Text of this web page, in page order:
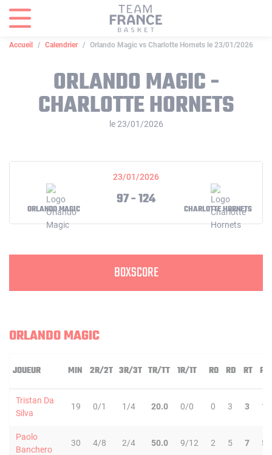
Accueil Calendrier Orlando Magic vs Charlotte Hornets le 23/01/2026
ORLANDO MAGIC -
CHARLOTTE HORNETS
le 23/01/2026
23/01/2026
ORLANDO MAGIC
97 - 124
CHARLOTTE HORNETS
BOXSCORE
ORLANDO MAGIC
JOUEUR MIN 2R/2T 3R/3T TR/TT 1R/1T RO RD RT PD
Tristan Da
Silva
19 0/1 1/4 20.0 0/0 0 3 3 1
Paolo
Banchero
30 4/8 2/4 50.0 9/12 2 5 7 5
Panneau de gestion des cookies